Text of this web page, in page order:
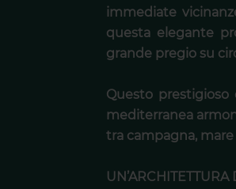
immediate
questa elegante
grande pregio su
Questo prestigioso
mediterranea
tra campagna,